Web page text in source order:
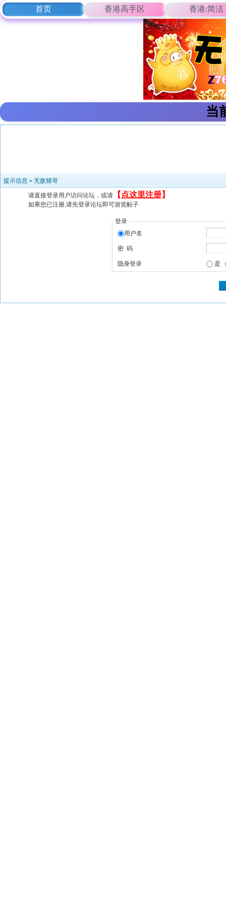
首页 香港高手区 香港:简洁
当
提示信息 » 无敌猪哥
请直接登录用户访问论坛，或请 【 点这里注册】
如果您已注册,请先登录论坛即可游览帖子
登录
用户名
密 码
隐身登录 是